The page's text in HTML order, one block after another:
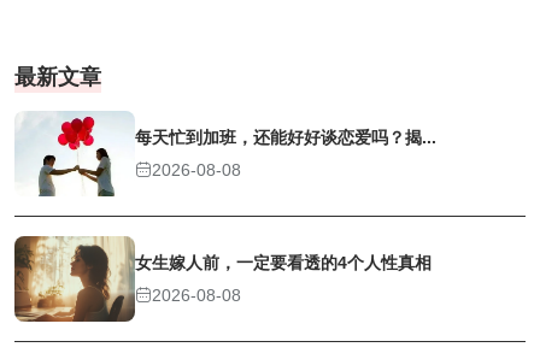
最新文章
每天忙到加班，还能好好谈恋爱吗？揭...
2026-08-08
女生嫁人前，一定要看透的4个人性真相
2026-08-08